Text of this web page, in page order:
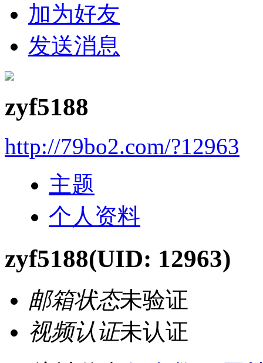
加为好友
发送消息
zyf5188
http://79bo2.com/?12963
主题
个人资料
zyf5188(UID: 12963)
邮箱状态未验证
视频认证未认证